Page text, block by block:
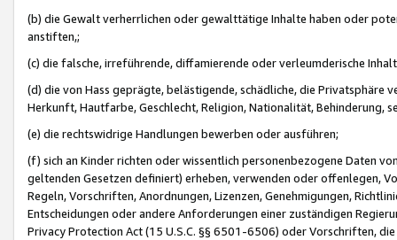
(b) die Gewalt verherrlichen oder gewalttätige Inhalte haben oder
anstiften,;
(c) die falsche, irreführende, diffamierende oder verleumderische
(d) die von Hass geprägte, belästigende, schädliche, die Privatsphäre
Herkunft, Hautfarbe, Geschlecht, Religion, Nationalität, Behinderung,
(e) die rechtswidrige Handlungen bewerben oder ausführen;
(f) sich an Kinder richten oder wissentlich personenbezogene Daten
geltenden Gesetzen definiert) erheben, verwenden oder offenlegen,
Regeln, Vorschriften, Anordnungen, Lizenzen, Genehmigungen,
Entscheidungen oder andere Anforderungen einer zuständigen
Privacy Protection Act (15 U.S.C. §§ 6501-6506) oder Vorschriften,